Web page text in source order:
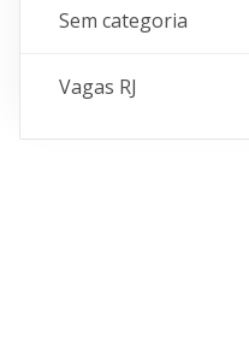
Sem categoria
Vagas RJ